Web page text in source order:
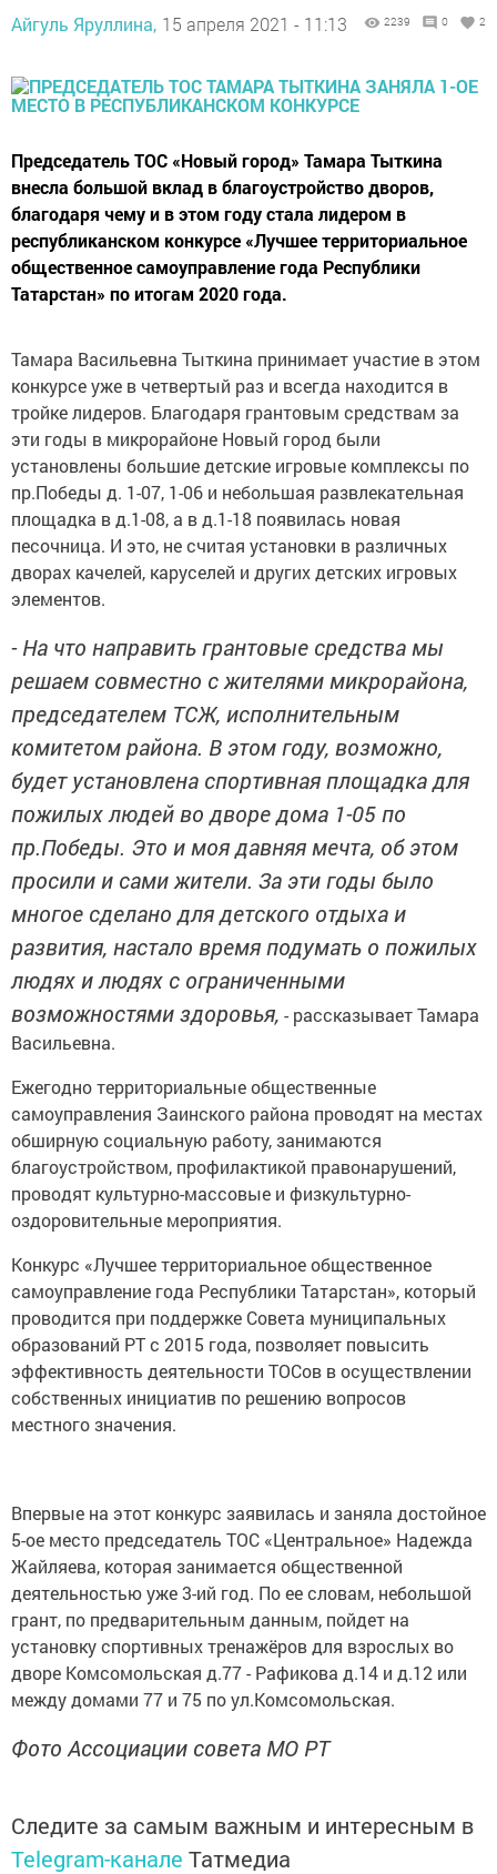
Айгуль Яруллина, 15 апреля 2021 - 11:13 2239 0 2
Председатель ТОС «Новый город» Тамара Тыткина
внесла большой вклад в благоустройство дворов,
благодаря чему и в этом году стала лидером в
республиканском конкурсе «Лучшее территориальное
общественное самоуправление года Республики
Татарстан» по итогам 2020 года.
Тамара Васильевна Тыткина принимает участие в этом
конкурсе уже в четвертый раз и всегда находится в
тройке лидеров. Благодаря грантовым средствам за
эти годы в микрорайоне Новый город были
установлены большие детские игровые комплексы по
пр.Победы д. 1-07, 1-06 и небольшая развлекательная
площадка в д.1-08, а в д.1-18 появилась новая
песочница. И это, не считая установки в различных
дворах качелей, каруселей и других детских игровых
элементов.
- На что направить грантовые средства мы
решаем совместно с жителями микрорайона,
председателем ТСЖ, исполнительным
комитетом района. В этом году, возможно,
будет установлена спортивная площадка для
пожилых людей во дворе дома 1-05 по
пр.Победы. Это и моя давняя мечта, об этом
просили и сами жители. За эти годы было
многое сделано для детского отдыха и
развития, настало время подумать о пожилых
людях и людях с ограниченными
возможностями здоровья, - рассказывает Тамара
Васильевна.
Ежегодно территориальные общественные
самоуправления Заинского района проводят на местах
обширную социальную работу, занимаются
благоустройством, профилактикой правонарушений,
проводят культурно-массовые и физкультурно-
оздоровительные мероприятия.
Конкурс «Лучшее территориальное общественное
самоуправление года Республики Татарстан», который
проводится при поддержке Совета муниципальных
образований РТ с 2015 года, позволяет повысить
эффективность деятельности ТОСов в осуществлении
собственных инициатив по решению вопросов
местного значения.
Впервые на этот конкурс заявилась и заняла достойное
5-ое место председатель ТОС «Центральное» Надежда
Жайляева, которая занимается общественной
деятельностью уже 3-ий год. По ее словам, небольшой
грант, по предварительным данным, пойдет на
установку спортивных тренажёров для взрослых во
дворе Комсомольская д.77 - Рафикова д.14 и д.12 или
между домами 77 и 75 по ул.Комсомольская.
Фото Ассоциации совета МО РТ
Следите за самым важным и интересным в
Telegram-канале Татмедиа